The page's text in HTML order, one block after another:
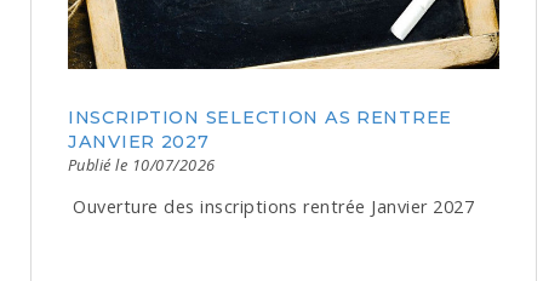
INSCRIPTION SELECTION AS RENTREE
JANVIER 2027
Publié le 10/07/2026
Ouverture des inscriptions rentrée Janvier 2027